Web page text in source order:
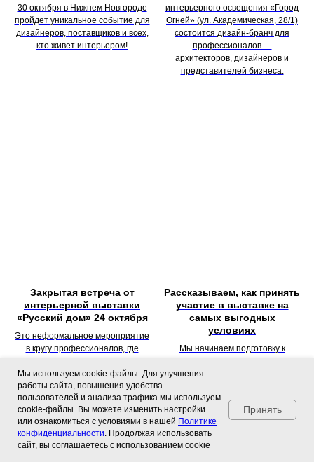
Мы используем cookie-файлы. Для улучшения
работы сайта, повышения удобства
пользователей и анализа трафика мы используем
cookie-файлы. Вы можете изменить настройки
или ознакомиться с условиями в нашей Политике
конфиденциальности. Продолжая использовать
сайт, вы соглашаетесь с использованием cookie
Принять
30 октября в Нижнем Новгороде
пройдет уникальное событие для
дизайнеров, поставщиков и всех,
кто живет интерьером!
интерьерного освещения «Город
Огней» (ул. Академическая, 28/1)
состоится дизайн-бранч для
профессионалов —
архитекторов, дизайнеров и
представителей бизнеса.
Закрытая встреча от
интерьерной выставки
«Русский дом» 24 октября
Это неформальное мероприятие
в кругу профессионалов, где
опытом и стать частью
сообщества, которое создаёт
будущее интерьерного дизайна
России
Рассказываем, как принять
участие в выставке на
самых выгодных
условиях
Мы начинаем подготовку к
страны — выставке «Русский дом